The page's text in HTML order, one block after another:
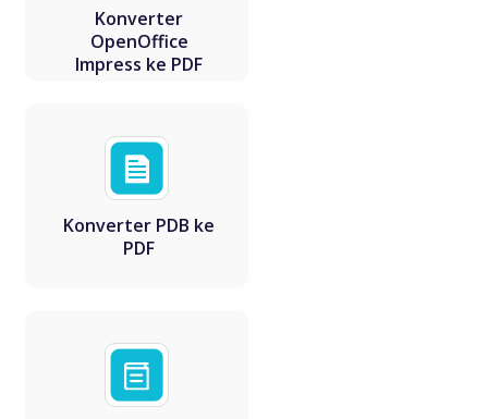
Konverter
OpenOffice
Impress ke PDF
Konverter PDB ke
PDF